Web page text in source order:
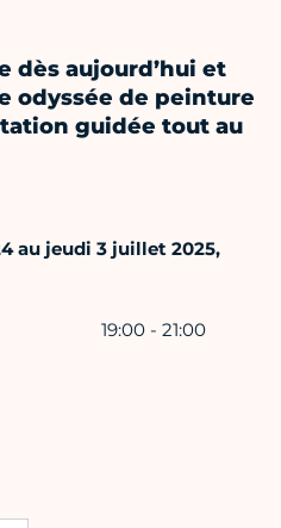
dès aujourd’hui et
odyssée de peinture
guidée tout au
au jeudi 3 juillet 2025,
19:00 - 21:00